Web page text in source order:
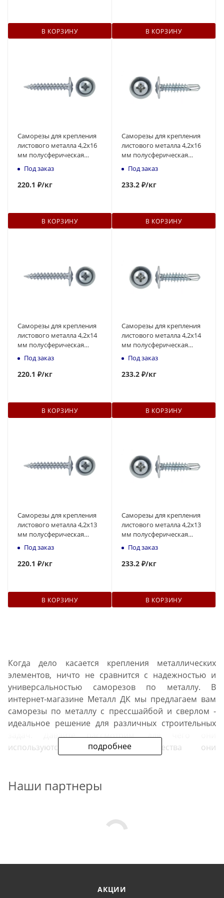
В КОРЗИНУ В КОРЗИНУ
Саморезы для крепления
листового металла 4,2x16
мм полусферическая
головка, острый
наконечник
Под заказ
220.1 ₽/кг
В КОРЗИНУ
Саморезы для крепления
листового металла 4,2x16
мм полусферическая
головка, наконечник -
сверло
Под заказ
233.2 ₽/кг
В КОРЗИНУ
Саморезы для крепления
листового металла 4,2x14
мм полусферическая
головка, острый
наконечник
Под заказ
220.1 ₽/кг
В КОРЗИНУ
Саморезы для крепления
листового металла 4,2x14
мм полусферическая
головка, наконечник -
сверло
Под заказ
233.2 ₽/кг
В КОРЗИНУ
Саморезы для крепления
листового металла 4,2x13
мм полусферическая
головка, острый
наконечник
Под заказ
220.1 ₽/кг
В КОРЗИНУ
Саморезы для крепления
листового металла 4,2x13
мм полусферическая
головка, наконечник -
сверло
Под заказ
233.2 ₽/кг
В КОРЗИНУ
подробнее
Когда дело касается крепления металлических
элементов, ничто не сравнится с надежностью и
универсальностью саморезов по металлу. В
интернет-магазине Металл ДК мы предлагаем вам
саморезы по металлу с прессшайбой и сверлом -
идеальное решение для различных строительных
задач. Давайте рассмотрим, для чего они
используются, какие преимущества они
саморезы по металлу?
листов, а также при креплении к металлу других
Наши партнеры
АКЦИИ